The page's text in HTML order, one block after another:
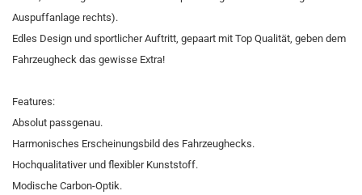
Auspuffanlage rechts).
Edles Design und sportlicher Auftritt, gepaart mit Top Qualität, geben dem
Fahrzeugheck das gewisse Extra!
Features:
Absolut passgenau.
Harmonisches Erscheinungsbild des Fahrzeughecks.
Hochqualitativer und flexibler Kunststoff.
Modische Carbon-Optik.